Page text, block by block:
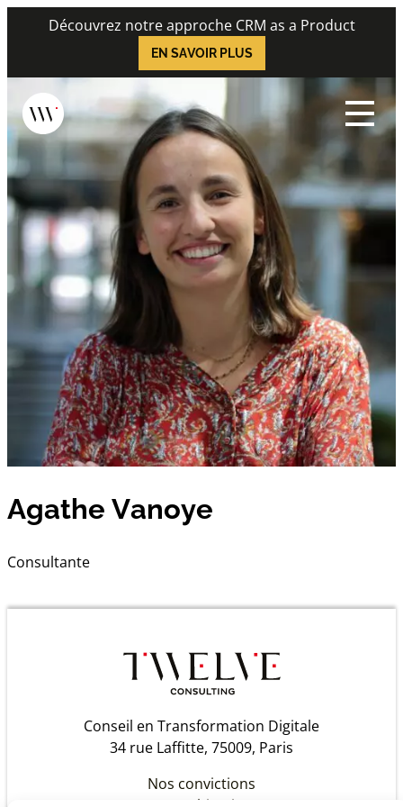
Découvrez notre approche CRM as a Product
EN SAVOIR PLUS
Menu
Agathe Vanoye
Consultante
Conseil en Transformation Digitale
34 rue Laffitte, 75009, Paris
Nos convictions